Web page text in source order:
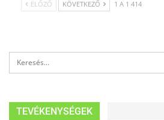
ELŐZŐ KÖVETKEZŐ 1 A 1 414
TEVÉKENYSÉGEK